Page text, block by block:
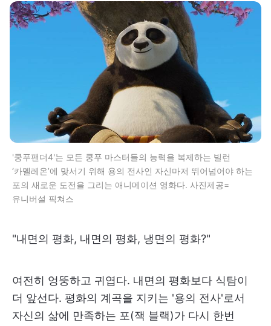
'쿵푸팬더4'는 모든 쿵푸 마스터들의 능력을 복제하는 빌런
‘카멜레온’에 맞서기 위해 용의 전사인 자신마저 뛰어넘어야 하는
포의 새로운 도전을 그리는 애니메이션 영화다. 사진제공=
유니버설 픽쳐스
"내면의 평화, 내면의 평화, 냉면의 평화?"
여전히 엉뚱하고 귀엽다. 내면의 평화보다 식탐이
더 앞선다. 평화의 계곡을 지키는 '용의 전사'로서
자신의 삶에 만족하는 포(잭 블랙)가 다시 한번